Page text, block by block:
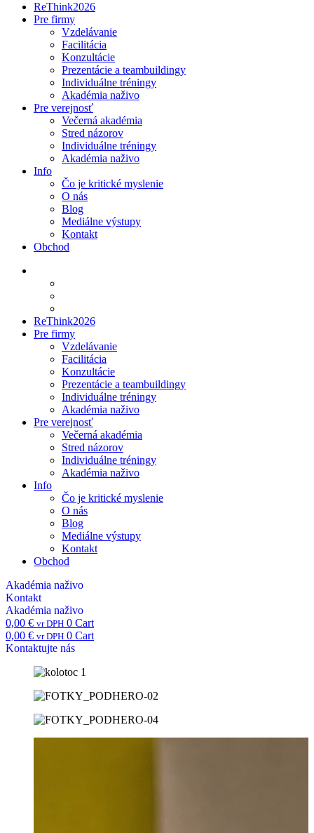
ReThink2026
Pre firmy
Vzdelávanie
Facilitácia
Konzultácie
Prezentácie a teambuildingy
Individuálne tréningy
Akadémia naživo
Pre verejnosť
Večerná akadémia
Stred názorov
Individuálne tréningy
Akadémia naživo
Info
Čo je kritické myslenie
O nás
Blog
Mediálne výstupy
Kontakt
Obchod
ReThink2026
Pre firmy
Vzdelávanie
Facilitácia
Konzultácie
Prezentácie a teambuildingy
Individuálne tréningy
Akadémia naživo
Pre verejnosť
Večerná akadémia
Stred názorov
Individuálne tréningy
Akadémia naživo
Info
Čo je kritické myslenie
O nás
Blog
Mediálne výstupy
Kontakt
Obchod
Akadémia naživo
Kontakt
Akadémia naživo
0,00 € vr DPH 0 Cart
0,00 € vr DPH 0 Cart
Kontaktujte nás